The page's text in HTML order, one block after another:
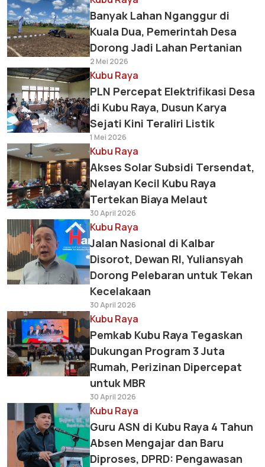
Banyak Lahan Nganggur di
Kuala Dua, Pemerintah Desa
Dorong Jadi Lahan Pertanian
2 Mei 2026
Kubu Raya
PLN Percepat Elektrifikasi Desa
di Kubu Raya, Dusun Karya
Sejati Kini Teraliri Listik
1 Mei 2026
Kubu Raya
Akses Solar Subsidi Tersendat,
Nelayan Kecil Kubu Raya
Tertekan Biaya Melaut
30 April 2026
Kubu Raya
Jalan Nasional di Kalbar
Disorot, Dewan RI, Yuliansyah
Dorong Pelebaran untuk Tekan
Kecelakaan
30 April 2026
Kubu Raya
Pemkab Kubu Raya Tegaskan
Dukungan Program 3 Juta
Rumah, Perizinan Dipercepat
untuk MBR
30 April 2026
Kubu Raya
Guru ASN di Kubu Raya 4 Tahun
Absen Mengajar dan Baru
Diproses, DPRD: Pengawasan